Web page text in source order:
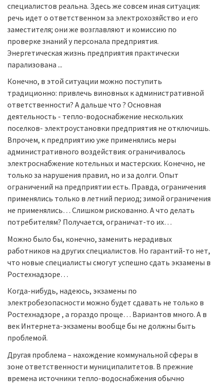
специалистов реальна. Здесь же совсем иная ситуация:
речь идет о ответственном за электрохозяйство и его
заместителя; они же возглавляют и комиссию по
проверке знаний у персонала предприятия.
Энергетическая жизнь предприятия практически
парализована ...
Конечно, в этой ситуации можно поступить
традиционно: привлечь виновных к административной
ответственности? А дальше что ? Основная
деятельность - тепло-водоснабжение нескольких
поселков- электроустановки предприятия не отключишь.
Впрочем, к предприятию уже применялись меры
административного воздействия: ограничивалось
электроснабжение котельных и мастерских. Конечно, не
только за нарушения правил, но и за долги. Опыт
ограничений на предприятии есть. Правда, ограничения
применялись только в летний период; зимой ограничения
не применялись… Слишком рискованно. А что делать
потребителям? Получается, ограничат-то их…
Можно было бы, конечно, заменить нерадивых
работников на других специалистов. Но гарантий-то нет,
что новые специалисты смогут успешно сдать экзамены в
Ростехнадзоре…
Когда-нибудь, надеюсь, экзамены по
электробезопасности можно будет сдавать не только в
Ростехнадзоре , а гораздо проще… Вариантов много. А в
век Интернета-экзамены вообще бы не должны быть
проблемой.
Другая проблема – нахождение коммунальной сферы в
зоне ответственности муниципалитетов. В прежние
времена источники тепло-водоснабжения обычно